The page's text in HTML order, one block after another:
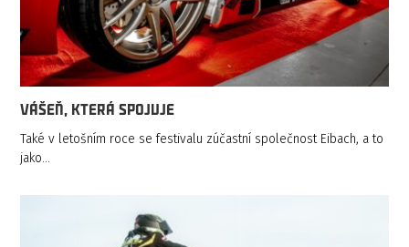
VÁŠEŇ, KTERÁ SPOJUJE
Také v letošním roce se festivalu zúčastní společnost Eibach, a to
jako…